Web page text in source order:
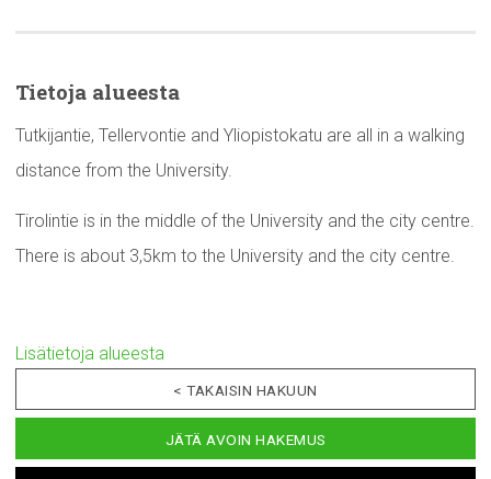
Tietoja alueesta
Tutkijantie, Tellervontie and Yliopistokatu are all in a walking
distance from the University.
Tirolintie is in the middle of the University and the city centre.
There is about 3,5km to the University and the city centre.
Lisätietoja alueesta
< TAKAISIN HAKUUN
JÄTÄ AVOIN HAKEMUS